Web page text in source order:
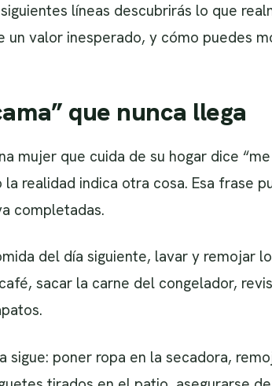
siguientes líneas descubrirás lo que
un valor inesperado, y cómo puedes
que nunca llega
mujer que cuida de su hogar dice
la realidad indica otra cosa. Esa frase
completadas.
del día siguiente, lavar y remojar
sacar la carne del congelador,
sigue: poner ropa en la secadora,